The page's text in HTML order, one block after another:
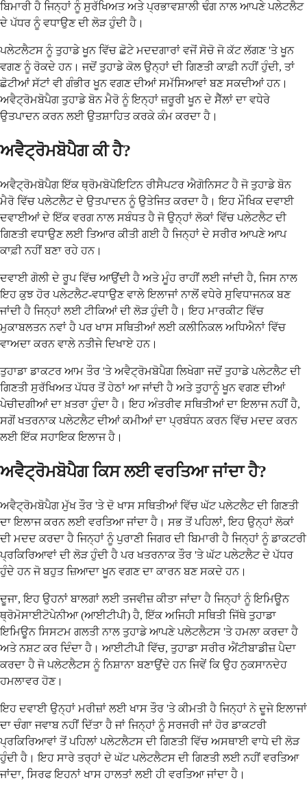
ਬਿਮਾਰੀ ਹੈ ਜਿਨ੍ਹਾਂ ਨੂੰ ਸੁਰੱਖਿਅਤ ਅਤੇ ਪ੍ਰਭਾਵਸ਼ਾਲੀ ਢੰਗ ਨਾਲ ਆਪਣੇ ਪਲੇਟਲੈਟ
ਦੇ ਪੱਧਰ ਨੂੰ ਵਧਾਉਣ ਦੀ ਲੋੜ ਹੁੰਦੀ ਹੈ।
ਪਲੇਟਲੈਟਸ ਨੂੰ ਤੁਹਾਡੇ ਖੂਨ ਵਿੱਚ ਛੋਟੇ ਮਦਦਗਾਰਾਂ ਵਜੋਂ ਸੋਚੋ ਜੋ ਕੱਟ ਲੱਗਣ 'ਤੇ ਖੂਨ
ਵਗਣ ਨੂੰ ਰੋਕਦੇ ਹਨ। ਜਦੋਂ ਤੁਹਾਡੇ ਕੋਲ ਉਨ੍ਹਾਂ ਦੀ ਗਿਣਤੀ ਕਾਫ਼ੀ ਨਹੀਂ ਹੁੰਦੀ, ਤਾਂ
ਛੋਟੀਆਂ ਸੱਟਾਂ ਵੀ ਗੰਭੀਰ ਖੂਨ ਵਗਣ ਦੀਆਂ ਸਮੱਸਿਆਵਾਂ ਬਣ ਸਕਦੀਆਂ ਹਨ।
ਅਵੈਟ੍ਰੋਮਬੋਪੈਗ ਤੁਹਾਡੇ ਬੋਨ ਮੈਰੋ ਨੂੰ ਇਨ੍ਹਾਂ ਜ਼ਰੂਰੀ ਖੂਨ ਦੇ ਸੈੱਲਾਂ ਦਾ ਵਧੇਰੇ
ਉਤਪਾਦਨ ਕਰਨ ਲਈ ਉਤਸ਼ਾਹਿਤ ਕਰਕੇ ਕੰਮ ਕਰਦਾ ਹੈ।
ਅਵੈਟ੍ਰੋਮਬੋਪੈਗ ਕੀ ਹੈ?
ਅਵੈਟ੍ਰੋਮਬੋਪੈਗ ਇੱਕ ਥ੍ਰੋਮਬੋਪੋਇਟਿਨ ਰੀਸੈਪਟਰ ਐਗੋਨਿਸਟ ਹੈ ਜੋ ਤੁਹਾਡੇ ਬੋਨ
ਮੈਰੋ ਵਿੱਚ ਪਲੇਟਲੈਟ ਦੇ ਉਤਪਾਦਨ ਨੂੰ ਉਤੇਜਿਤ ਕਰਦਾ ਹੈ। ਇਹ ਮੌਖਿਕ ਦਵਾਈ
ਦਵਾਈਆਂ ਦੇ ਇੱਕ ਵਰਗ ਨਾਲ ਸਬੰਧਤ ਹੈ ਜੋ ਉਨ੍ਹਾਂ ਲੋਕਾਂ ਵਿੱਚ ਪਲੇਟਲੈਟ ਦੀ
ਗਿਣਤੀ ਵਧਾਉਣ ਲਈ ਤਿਆਰ ਕੀਤੀ ਗਈ ਹੈ ਜਿਨ੍ਹਾਂ ਦੇ ਸਰੀਰ ਆਪਣੇ ਆਪ
ਕਾਫ਼ੀ ਨਹੀਂ ਬਣਾ ਰਹੇ ਹਨ।
ਦਵਾਈ ਗੋਲੀ ਦੇ ਰੂਪ ਵਿੱਚ ਆਉਂਦੀ ਹੈ ਅਤੇ ਮੂੰਹ ਰਾਹੀਂ ਲਈ ਜਾਂਦੀ ਹੈ, ਜਿਸ ਨਾਲ
ਇਹ ਕੁਝ ਹੋਰ ਪਲੇਟਲੈਟ-ਵਧਾਉਣ ਵਾਲੇ ਇਲਾਜਾਂ ਨਾਲੋਂ ਵਧੇਰੇ ਸੁਵਿਧਾਜਨਕ ਬਣ
ਜਾਂਦੀ ਹੈ ਜਿਨ੍ਹਾਂ ਲਈ ਟੀਕਿਆਂ ਦੀ ਲੋੜ ਹੁੰਦੀ ਹੈ। ਇਹ ਮਾਰਕੀਟ ਵਿੱਚ
ਮੁਕਾਬਲਤਨ ਨਵਾਂ ਹੈ ਪਰ ਖਾਸ ਸਥਿਤੀਆਂ ਲਈ ਕਲੀਨਿਕਲ ਅਧਿਐਨਾਂ ਵਿੱਚ
ਵਾਅਦਾ ਕਰਨ ਵਾਲੇ ਨਤੀਜੇ ਦਿਖਾਏ ਹਨ।
ਤੁਹਾਡਾ ਡਾਕਟਰ ਆਮ ਤੌਰ 'ਤੇ ਅਵੈਟ੍ਰੋਮਬੋਪੈਗ ਲਿਖੇਗਾ ਜਦੋਂ ਤੁਹਾਡੇ ਪਲੇਟਲੈਟ ਦੀ
ਗਿਣਤੀ ਸੁਰੱਖਿਅਤ ਪੱਧਰ ਤੋਂ ਹੇਠਾਂ ਆ ਜਾਂਦੀ ਹੈ ਅਤੇ ਤੁਹਾਨੂੰ ਖੂਨ ਵਗਣ ਦੀਆਂ
ਪੇਚੀਦਗੀਆਂ ਦਾ ਖ਼ਤਰਾ ਹੁੰਦਾ ਹੈ। ਇਹ ਅੰਤਰੀਵ ਸਥਿਤੀਆਂ ਦਾ ਇਲਾਜ ਨਹੀਂ ਹੈ,
ਸਗੋਂ ਖਤਰਨਾਕ ਪਲੇਟਲੈਟ ਦੀਆਂ ਕਮੀਆਂ ਦਾ ਪ੍ਰਬੰਧਨ ਕਰਨ ਵਿੱਚ ਮਦਦ ਕਰਨ
ਲਈ ਇੱਕ ਸਹਾਇਕ ਇਲਾਜ ਹੈ।
ਅਵੈਟ੍ਰੋਮਬੋਪੈਗ ਕਿਸ ਲਈ ਵਰਤਿਆ ਜਾਂਦਾ ਹੈ?
ਅਵੈਟ੍ਰੋਮਬੋਪੈਗ ਮੁੱਖ ਤੌਰ 'ਤੇ ਦੋ ਖਾਸ ਸਥਿਤੀਆਂ ਵਿੱਚ ਘੱਟ ਪਲੇਟਲੈਟ ਦੀ ਗਿਣਤੀ
ਦਾ ਇਲਾਜ ਕਰਨ ਲਈ ਵਰਤਿਆ ਜਾਂਦਾ ਹੈ। ਸਭ ਤੋਂ ਪਹਿਲਾਂ, ਇਹ ਉਨ੍ਹਾਂ ਲੋਕਾਂ
ਦੀ ਮਦਦ ਕਰਦਾ ਹੈ ਜਿਨ੍ਹਾਂ ਨੂੰ ਪੁਰਾਣੀ ਜਿਗਰ ਦੀ ਬਿਮਾਰੀ ਹੈ ਜਿਨ੍ਹਾਂ ਨੂੰ ਡਾਕਟਰੀ
ਪ੍ਰਕਿਰਿਆਵਾਂ ਦੀ ਲੋੜ ਹੁੰਦੀ ਹੈ ਪਰ ਖਤਰਨਾਕ ਤੌਰ 'ਤੇ ਘੱਟ ਪਲੇਟਲੈਟ ਦੇ ਪੱਧਰ
ਹੁੰਦੇ ਹਨ ਜੋ ਬਹੁਤ ਜ਼ਿਆਦਾ ਖੂਨ ਵਗਣ ਦਾ ਕਾਰਨ ਬਣ ਸਕਦੇ ਹਨ।
ਦੂਜਾ, ਇਹ ਉਹਨਾਂ ਬਾਲਗਾਂ ਲਈ ਤਜਵੀਜ਼ ਕੀਤਾ ਜਾਂਦਾ ਹੈ ਜਿਨ੍ਹਾਂ ਨੂੰ ਇਮਿਊਨ
ਥ੍ਰੋਮੋਸਾਈਟੋਪੇਨੀਆ (ਆਈਟੀਪੀ) ਹੈ, ਇੱਕ ਅਜਿਹੀ ਸਥਿਤੀ ਜਿੱਥੇ ਤੁਹਾਡਾ
ਇਮਿਊਨ ਸਿਸਟਮ ਗਲਤੀ ਨਾਲ ਤੁਹਾਡੇ ਆਪਣੇ ਪਲੇਟਲੈਟਸ 'ਤੇ ਹਮਲਾ ਕਰਦਾ ਹੈ
ਅਤੇ ਨਸ਼ਟ ਕਰ ਦਿੰਦਾ ਹੈ। ਆਈਟੀਪੀ ਵਿੱਚ, ਤੁਹਾਡਾ ਸਰੀਰ ਐਂਟੀਬਾਡੀਜ਼ ਪੈਦਾ
ਕਰਦਾ ਹੈ ਜੋ ਪਲੇਟਲੈਟਸ ਨੂੰ ਨਿਸ਼ਾਨਾ ਬਣਾਉਂਦੇ ਹਨ ਜਿਵੇਂ ਕਿ ਉਹ ਨੁਕਸਾਨਦੇਹ
ਹਮਲਾਵਰ ਹੋਣ।
ਇਹ ਦਵਾਈ ਉਨ੍ਹਾਂ ਮਰੀਜ਼ਾਂ ਲਈ ਖਾਸ ਤੌਰ 'ਤੇ ਕੀਮਤੀ ਹੈ ਜਿਨ੍ਹਾਂ ਨੇ ਦੂਜੇ ਇਲਾਜਾਂ
ਦਾ ਚੰਗਾ ਜਵਾਬ ਨਹੀਂ ਦਿੱਤਾ ਹੈ ਜਾਂ ਜਿਨ੍ਹਾਂ ਨੂੰ ਸਰਜਰੀ ਜਾਂ ਹੋਰ ਡਾਕਟਰੀ
ਪ੍ਰਕਿਰਿਆਵਾਂ ਤੋਂ ਪਹਿਲਾਂ ਪਲੇਟਲੈਟਸ ਦੀ ਗਿਣਤੀ ਵਿੱਚ ਅਸਥਾਈ ਵਾਧੇ ਦੀ ਲੋੜ
ਹੁੰਦੀ ਹੈ। ਇਹ ਸਾਰੇ ਤਰ੍ਹਾਂ ਦੇ ਘੱਟ ਪਲੇਟਲੈਟਸ ਦੀ ਗਿਣਤੀ ਲਈ ਨਹੀਂ ਵਰਤਿਆ
ਜਾਂਦਾ, ਸਿਰਫ ਇਹਨਾਂ ਖਾਸ ਹਾਲਤਾਂ ਲਈ ਹੀ ਵਰਤਿਆ ਜਾਂਦਾ ਹੈ।